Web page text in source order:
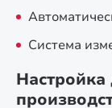
Система
Настройка